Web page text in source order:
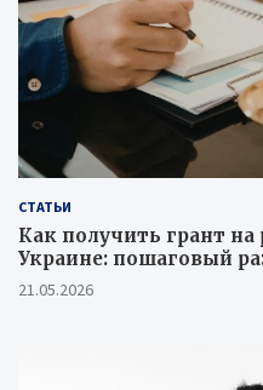
СТАТЬИ
Как получить грант на
Украине: пошаговый
21.05.2026